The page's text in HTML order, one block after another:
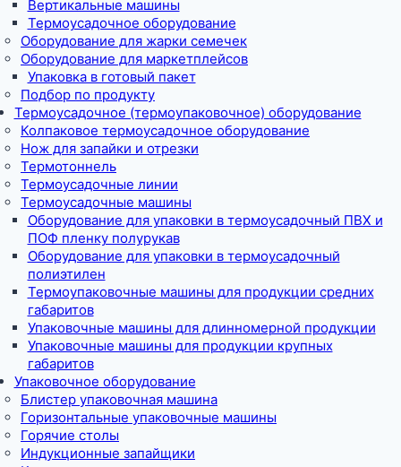
Вертикальные машины
Термоусадочное оборудование
Оборудование для жарки семечек
Оборудование для маркетплейсов
Упаковка в готовый пакет
Подбор по продукту
Термоусадочное (термоупаковочное) оборудование
Колпаковое термоусадочное оборудование
Нож для запайки и отрезки
Термотоннель
Термоусадочные линии
Термоусадочные машины
Оборудование для упаковки в термоусадочный ПВХ и
ПОФ пленку полурукав
Оборудование для упаковки в термоусадочный
полиэтилен
Термоупаковочные машины для продукции средних
габаритов
Упаковочные машины для длинномерной продукции
Упаковочные машины для продукции крупных
габаритов
Упаковочное оборудование
Блистер упаковочная машина
Горизонтальные упаковочные машины
Горячие столы
Индукционные запайщики